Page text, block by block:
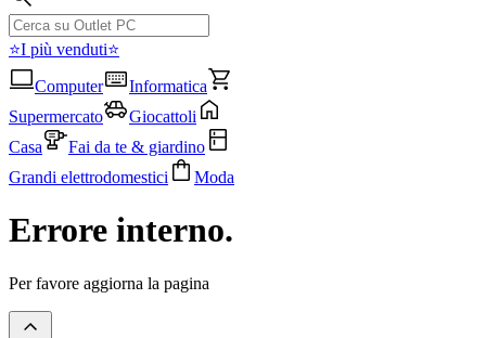
⭐I più venduti⭐
Computer
Informatica
Supermercato
Giocattoli
Casa
Fai da te & giardino
Grandi elettrodomestici
Moda
Errore interno.
Per favore aggiorna la pagina